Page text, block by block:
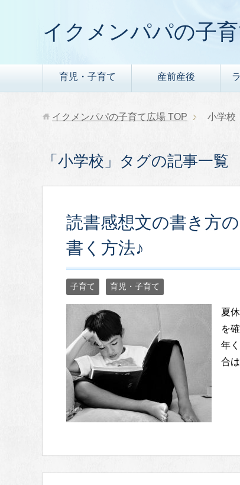
イクメンパパの子
育児・子育て 産前産後
イクメンパパの子育て広場 TOP 小学校
「小学校」タグの記事一覧
読書感想文の書き方
書く方法♪
子育て 育児・子育て
夏
を
年
合